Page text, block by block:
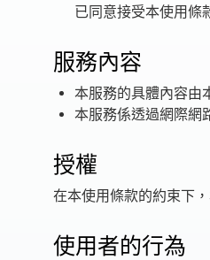
已同意接受本使用條
服務內容
本服務的具體內容由
本服務係透過網際網
授權
在本使用條款的約束下
使用者的行為